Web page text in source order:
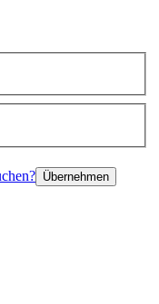
Übernehmen